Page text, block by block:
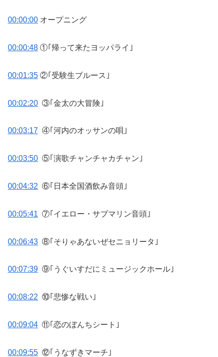
00:00:00 オープニング
00:00:48 ①｢帰って来たヨッパライ｣
00:01:35 ②｢受験生ブルース｣
00:02:20 ③｢金太の大冒険｣
00:03:17 ④｢河内のオッサンの唄｣
00:03:50 ⑤｢演歌チャンチャカチャン｣
00:04:32 ⑥｢日本全国酒飲み音頭｣
00:05:41 ⑦｢イエロー・サブマリン音頭｣
00:06:43 ⑧｢そりゃあないぜセニョリータ｣
00:07:39 ⑨｢うぐいすだにミュージックホール｣
00:08:22 ⑩｢悲惨な戦い｣
00:09:04 ⑪｢恋のぼんちシート｣
00:09:55 ⑫｢うなずきマーチ｣